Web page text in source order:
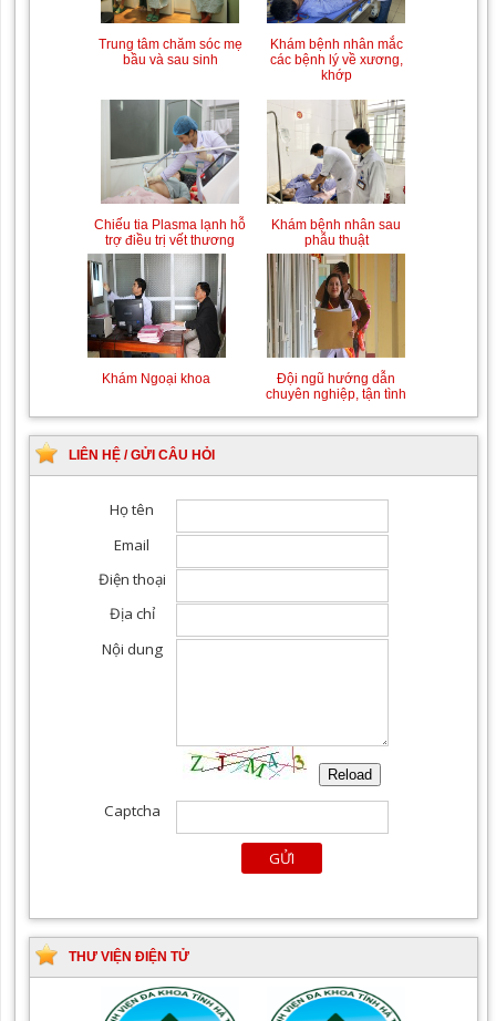
Trung tâm chăm sóc mẹ
bầu và sau sinh
Khám bệnh nhân mắc
các bệnh lý về xương,
khớp
Chiếu tia Plasma lạnh hỗ
trợ điều trị vết thương
Khám bệnh nhân sau
phẫu thuật
Khám Ngoại khoa
Đội ngũ hướng dẫn
chuyên nghiệp, tận tình
LIÊN HỆ / GỬI CÂU HỎI
THƯ VIỆN ĐIỆN TỬ